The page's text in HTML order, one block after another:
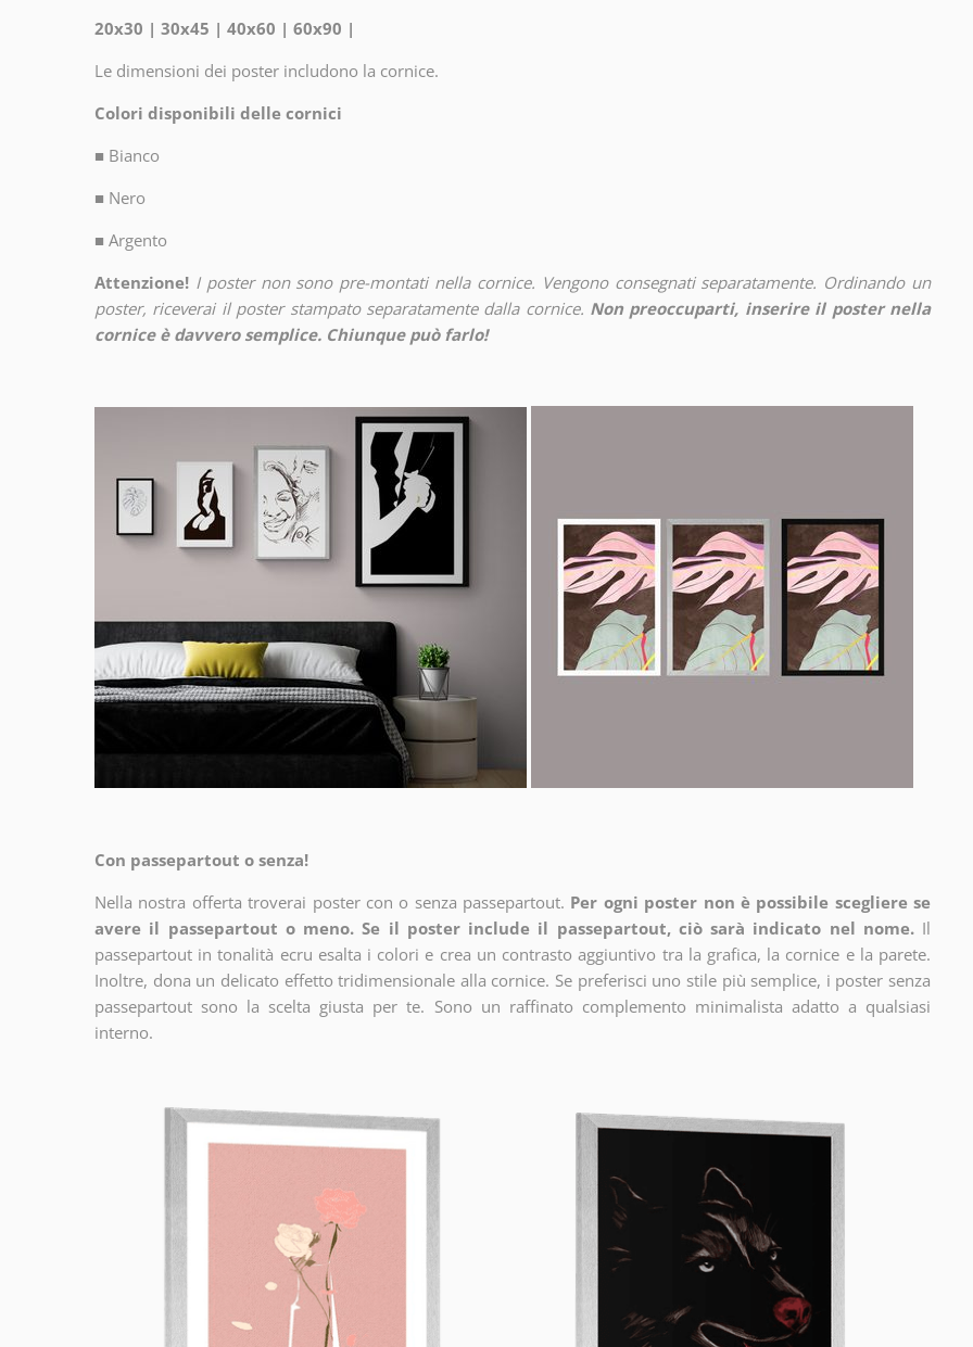
20x30 | 30x45 | 40x60 | 60x90 |
Le dimensioni dei poster includono la cornice.
Colori disponibili delle cornici
■ Bianco
■ Nero
■ Argento
Attenzione! I poster non sono pre-montati nella cornice. Vengono consegnati separatamente. Ordinando un
poster, riceverai il poster stampato separatamente dalla cornice. Non preoccuparti, inserire il poster nella
cornice è davvero semplice. Chiunque può farlo!
Con passepartout o senza!
Nella nostra offerta troverai poster con o senza passepartout. Per ogni poster non è possibile scegliere se
avere il passepartout o meno. Se il poster include il passepartout, ciò sarà indicato nel nome. Il
passepartout in tonalità ecru esalta i colori e crea un contrasto aggiuntivo tra la grafica, la cornice e la parete.
Inoltre, dona un delicato effetto tridimensionale alla cornice. Se preferisci uno stile più semplice, i poster senza
passepartout sono la scelta giusta per te. Sono un raffinato complemento minimalista adatto a qualsiasi
interno.